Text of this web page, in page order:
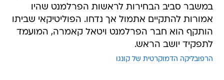
במשבר סביב הבחירות לראשות הפרלמנט שהיו
אמורות להתקיים אתמול אך נדחו. הפוליטיקאי שביתו
הותקף הוא חבר הפרלמנט ויטאל קאמרה, המועמד
לתפקיד יושב הראש.
הרפובליקה הדמוקרטית של קונגו